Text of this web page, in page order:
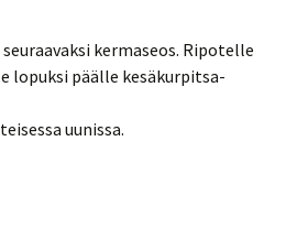
kermaseos. Ripotelle
lopuksi päälle kesäkurpitsa-
uunissa.